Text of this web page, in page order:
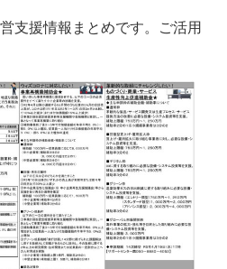
支援情報まとめです。ご活用